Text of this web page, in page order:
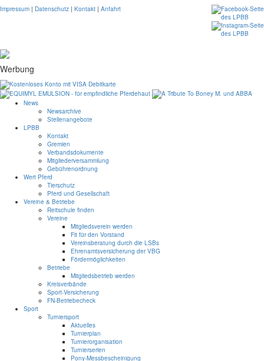
Impressum | Datenschutz | Kontakt | Anfahrt
Werbung
News
Newsarchive
Stellenangebote
LPBB
Kontakt
Gremien
Verbandsdokumente
Mitgliederversammlung
Gebührenordnung
Wert Pferd
Tierschutz
Pferd und Gesellschaft
Vereine & Betriebe
Reitschule finden
Vereine
Mitgliedsverein werden
Fit für den Vorstand
Vereinsberatung durch die LSBs
Ehrenamtsversicherung der VBG
Fördermöglichkeiten
Betriebe
Mitgliedsbetrieb werden
Kreisverbände
Sport-Versicherung
FN-Betriebecheck
Sport
Turniersport
Aktuelles
Turnierplan
Turnierorganisation
Turnierserien
Pony-Messbescheinigung